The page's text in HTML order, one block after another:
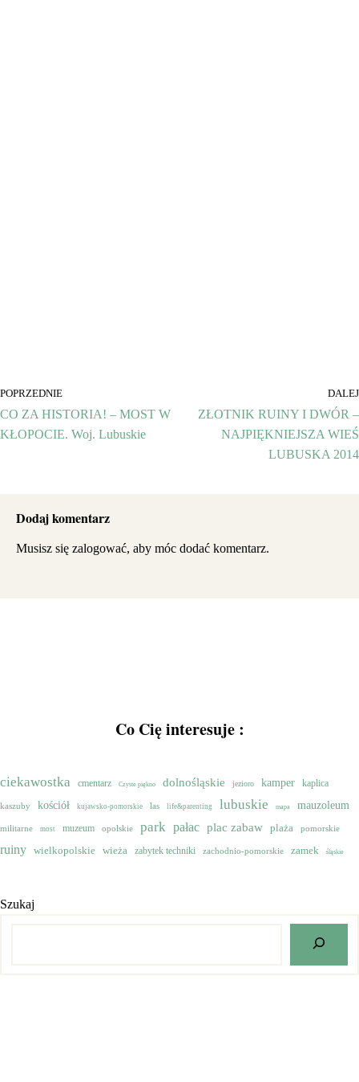
POPRZEDNIE
CO ZA HISTORIA! – MOST W
KŁOPOCIE. Woj. Lubuskie
DALEJ
ZŁOTNIK RUINY I DWÓR –
NAJPIĘKNIEJSZA WIEŚ
LUBUSKA 2014
Dodaj komentarz
Musisz się zalogować, aby móc dodać komentarz.
Co Cię interesuje :
ciekawostka cmentarz Czyste piękno dolnośląskie jezioro kamper kaplica
kaszuby kościół kujawsko-pomorskie las life&parenting lubuskie mapa mauzoleum
militarne most muzeum opolskie park pałac plac zabaw plaża pomorskie
ruiny wielkopolskie wieża zabytek techniki zachodnio-pomorskie zamek śląskie
Szukaj